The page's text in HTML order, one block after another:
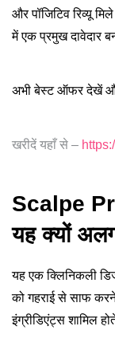
और पॉजिटिव रिव्यू
में एक प्रमुख दावेदार
अभी बेस्ट ऑफर देखें
खरीदें यहाँ से –
Scalpe
यह क्यों
यह एक क्लिनिकली
को गहराई से साफ
इंग्रीडिएंट्स शामिल